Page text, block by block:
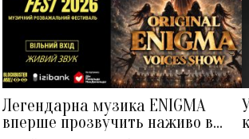
Легендарна музика ENIGMA
вперше прозвучить наживо в